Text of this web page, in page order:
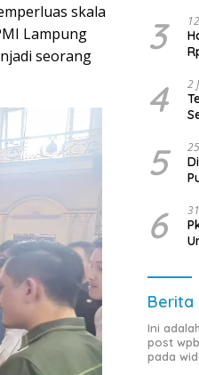
skala
Lampung
seorang
3
4 2
5
6
Berita
Ini
post
pada